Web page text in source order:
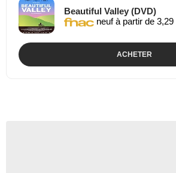
Beautiful Valley (DVD)
neuf à partir de 3,29
ACHETER